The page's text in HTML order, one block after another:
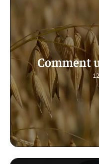
Comment